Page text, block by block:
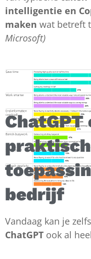
intelligentie en
maken wat betreft
Microsoft)
bedrijf
Vandaag kan je
ChatGPT ook al